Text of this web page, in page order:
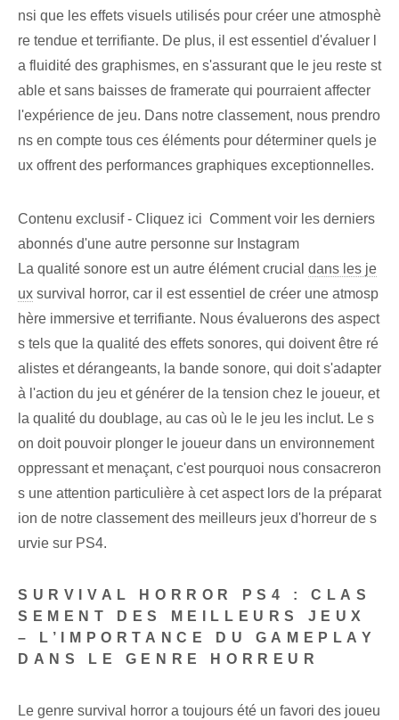
nsi que les effets visuels utilisés pour créer une atmosphè
re tendue et terrifiante. De plus, il est essentiel d'évaluer l
a fluidité des graphismes, en s'assurant que le jeu reste st
able et sans baisses de framerate qui pourraient affecter
l'expérience de jeu. Dans notre classement, nous prendro
ns en compte tous ces éléments pour déterminer quels je
ux offrent des performances graphiques exceptionnelles.
Contenu exclusif - Cliquez ici Comment voir les derniers
abonnés d'une autre personne sur Instagram
La qualité sonore est un autre élément crucial dans les je
ux survival horror, car il est essentiel de créer une atmosp
hère immersive et terrifiante. Nous évaluerons des aspect
s tels que la qualité des effets sonores, qui doivent être ré
alistes et dérangeants, la bande sonore, qui doit s'adapter
à l'action du jeu et générer de la tension chez le joueur, et
la qualité du doublage, au cas où le le jeu les inclut. Le s
on doit pouvoir plonger le joueur dans un environnement
oppressant et menaçant, c'est pourquoi nous consacreron
s une attention particulière à cet aspect lors de la préparat
ion de notre classement des meilleurs jeux d'horreur de s
urvie sur PS4.
SURVIVAL HORROR PS4 : CLAS
SEMENT DES MEILLEURS JEUX
– L’IMPORTANCE DU GAMEPLAY
DANS LE GENRE HORREUR
Le genre survival horror a toujours été un favori des joueu